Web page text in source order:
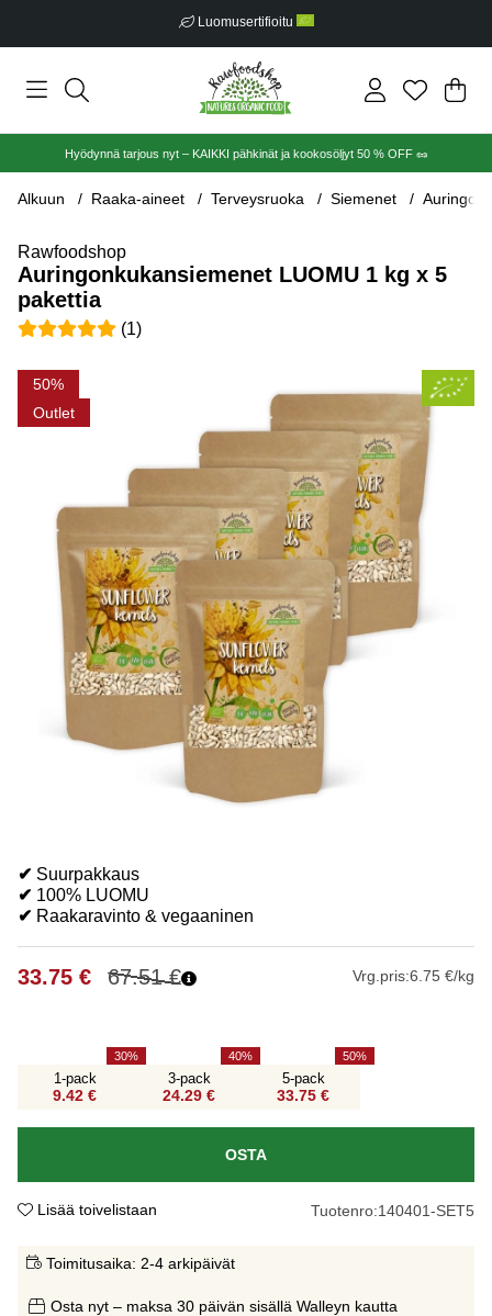
Luomusertifioitu
.
Hyödynnä tarjous nyt – KAIKKI pähkinät ja kookosöljyt 50 % OFF 🥜
Alkuun Raaka-aineet Terveysruoka Siemenet
Rawfoodshop
Auringonkukansiemenet LUOMU 1 kg x 5
pakettia
Keskiarvoluokitus 5 / 5 Arvioiden määrä 1
(1)
50
Outlet
Tuotekuvat Auringonkukansiemenet LUOMU 1 kg x 5 pakettia
✔ Suurpakkaus
✔ 100% LUOMU
✔ Raakaravinto & vegaaninen
67.51€
33.75 € Vrg.pris:6.75 €/kg
1-pack
9.42 €
30
3-pack
24.29 €
40
5-pack
33.75 €
50
OSTA
Lisää toivelistaan Tuotenro:140401-SET5
Toimitusaika: 2-4 arkipäivät
Osta nyt – maksa 30 päivän sisällä Walleyn kautta